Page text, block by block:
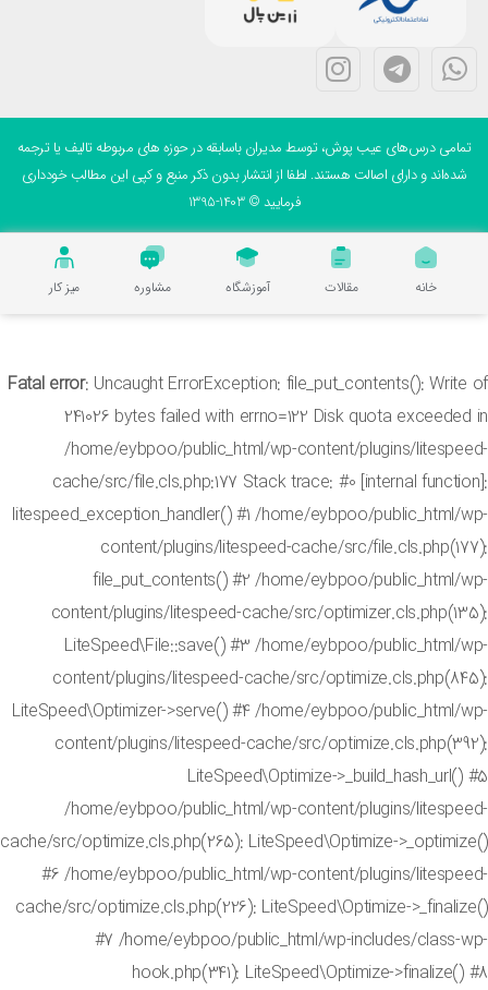
درس‌های عیب پوش، توسط مدیران باسابقه در حوزه های مربوطه تالیف یا ترجمه
و دارای اصالت هستند. لطفا از انتشار بدون ذکر منبع و کپی این مطالب خودداری
فرمایید © 1403-1395
مقالات آموزشگاه مشاوره
Fatal error: Uncaught ErrorException: file_put_contents():
241026 bytes failed with errno=122 Disk quota
/home/eybpoo/public_html/wp-content/plugins/
cache/src/file.cls.php:177 Stack trace: #0 [internal
litespeed_exception_handler() #1 /home/eybpoo/
content/plugins/litespeed-cache/src/
file_put_contents() #2 /home/eybpoo/
content/plugins/litespeed-cache/src/
LiteSpeed\File::save() #3 /home/eybpoo/
content/plugins/litespeed-cache/src/
LiteSpeed\Optimizer->serve() #4 /home/eybpoo/
content/plugins/litespeed-cache/src/
LiteSpeed\Optimize-
/home/eybpoo/public_html/wp-content/plugins/
cache/src/optimize.cls.php(265): LiteSpeed\Optimize-
#6 /home/eybpoo/public_html/wp-content/plugins/
cache/src/optimize.cls.php(226): LiteSpeed\Optimize-
#7 /home/eybpoo/public_html/wp-includes/
hook.php(341): LiteSpeed\Optimize-